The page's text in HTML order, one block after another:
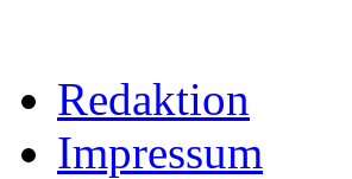
Redaktion
Impressum